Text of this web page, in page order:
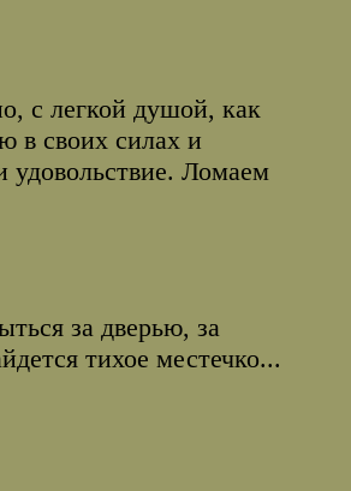
с легкой душой, как
в своих силах и
удовольствие. Ломаем
за дверью, за
тихое местечко...